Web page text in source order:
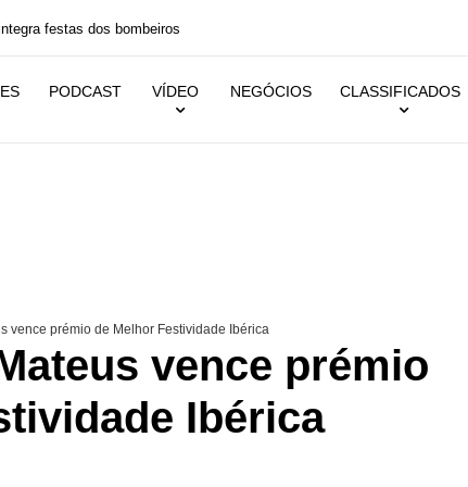
dos bombeiros
PODCAST VÍDEO NEGÓCIOS CLASSIFICADOS
vence prémio de Melhor Festividade Ibérica
vence prémio
Ibérica